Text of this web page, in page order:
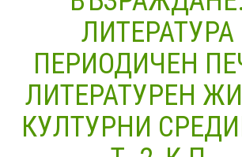
ЛИТЕРАТУРА
ПЕРИОДИЧЕН
ЛИТЕРАТУРЕН
КУЛТУРНИ